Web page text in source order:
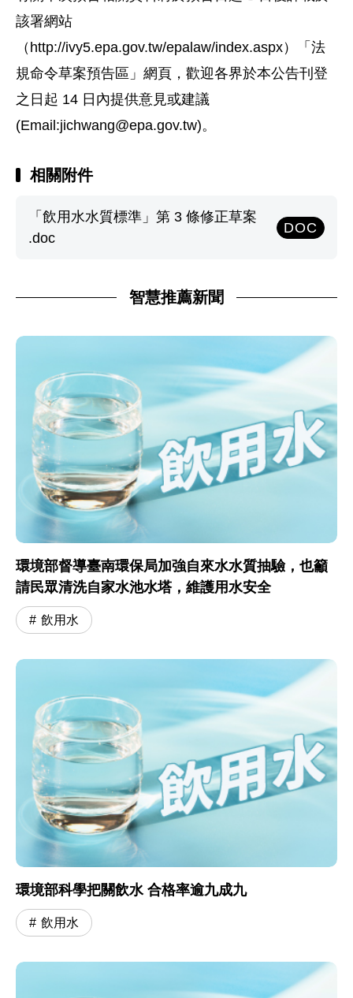
該署網站
（http://ivy5.epa.gov.tw/epalaw/index.aspx）「法
規命令草案預告區」網頁，歡迎各界於本公告刊登
之日起 14 日內提供意見或建議
(Email:jichwang@epa.gov.tw)。
相關附件
「飲用水水質標準」第 3 條修正草案
.doc
DOC
智慧推薦新聞
環境部督導臺南環保局加強自來水水質抽驗，也籲
請民眾清洗自家水池水塔，維護用水安全
飲用水
環境部科學把關飲水 合格率逾九成九
飲用水